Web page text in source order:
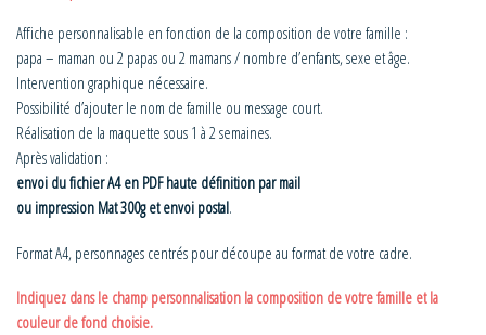
Affiche personnalisable en fonction de la composition de votre famille :
papa – maman ou 2 papas ou 2 mamans / nombre d’enfants, sexe et âge.
Intervention graphique nécessaire.
Possibilité d’ajouter le nom de famille ou message court.
Réalisation de la maquette sous 1 à 2 semaines.
Après validation :
envoi du fichier A4 en PDF haute définition par mail
ou impression Mat 300g et envoi postal.
Format A4, personnages centrés pour découpe au format de votre cadre.
Indiquez dans le champ personnalisation la composition de votre famille et la
couleur de fond choisie.